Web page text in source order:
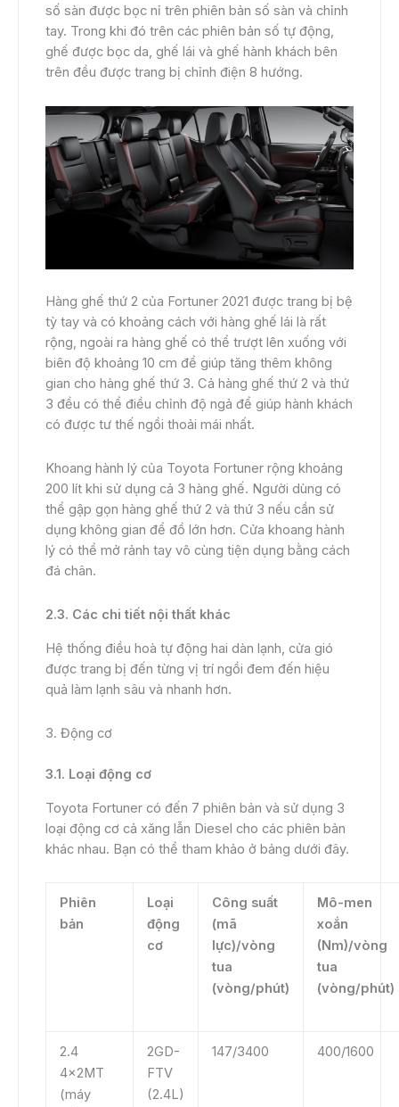
số sàn được bọc nỉ trên phiên bản số sàn và chỉnh
tay. Trong khi đó trên các phiên bản số tự động,
ghế được bọc da, ghế lái và ghế hành khách bên
trên đều được trang bị chỉnh điện 8 hướng.
Hàng ghế thứ 2 của Fortuner 2021 được trang bị bệ
tỳ tay và có khoảng cách với hàng ghế lái là rất
rộng, ngoài ra hàng ghế có thể trượt lên xuống với
biên độ khoảng 10 cm để giúp tăng thêm không
gian cho hàng ghế thứ 3. Cả hàng ghế thứ 2 và thứ
3 đều có thể điều chỉnh độ ngả để giúp hành khách
có được tư thế ngồi thoải mái nhất.
Khoang hành lý của Toyota Fortuner rộng khoảng
200 lít khi sử dụng cả 3 hàng ghế. Người dùng có
thể gập gọn hàng ghế thứ 2 và thứ 3 nếu cần sử
dụng không gian để đồ lớn hơn. Cửa khoang hành
lý có thể mở rảnh tay vô cùng tiện dụng bằng cách
đá chân.
2.3. Các chi tiết nội thất khác
Hệ thống điều hoà tự động hai dàn lạnh, cửa gió
được trang bị đến từng vị trí ngồi đem đến hiệu
quả làm lạnh sâu và nhanh hơn.
3. Động cơ
3.1. Loại động cơ
Toyota Fortuner có đến 7 phiên bản và sử dụng 3
loại động cơ cả xăng lẫn Diesel cho các phiên bản
khác nhau. Bạn có thể tham khảo ở bảng dưới đây.
Phiên
bản
Loại
động
cơ
Công suất
(mã
lực)/vòng
tua
(vòng/phút)
Mô-men
xoắn
(Nm)/vòng
tua
(vòng/phút)
2.4
4x2MT
(máy
2GD-
FTV
(2.4L)
147/3400 400/1600